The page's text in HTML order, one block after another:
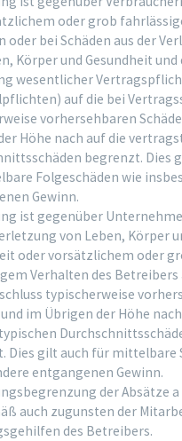
oder grob
oder bei Schäden aus der
Körper und Gesundheit und
wesentlicher
auf die bei
vorhersehbaren
Höhe nach auf die
begrenzt. Dies
Folgeschäden wie
Gewinn.
ist gegenüber
von Leben, Körper
oder vorsätzlichem oder
Verhalten des Betreibers
typischerweise
im Übrigen der Höhe
Dies gilt auch für mittelbare
entgangenen Gewinn.
der Absätze
auch zugunsten der
des Betreibers.